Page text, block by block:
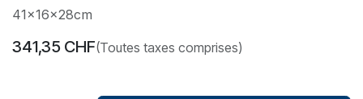
41x16x28cm
341,35 CHF(Toutes taxes comprises)